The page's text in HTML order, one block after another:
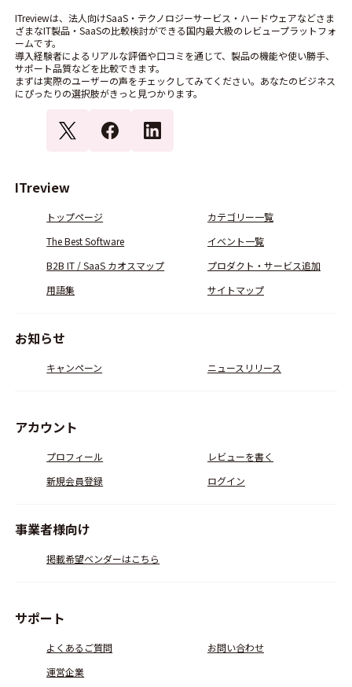
ITreviewは、法人向けSaaS・テクノロジーサービス・ハードウェアなどさま
ざまなIT製品・SaaSの比較検討ができる国内最大級のレビュープラットフォ
ームです。
導入経験者によるリアルな評価や口コミを通じて、製品の機能や使い勝手、
サポート品質などを比較できます。
まずは実際のユーザーの声をチェックしてみてください。あなたのビジネス
にぴったりの選択肢がきっと見つかります。
ITreview
トップページ
カテゴリー一覧
The Best Software
イベント一覧
B2B IT / SaaS カオスマップ
プロダクト・サービス追加
用語集
サイトマップ
お知らせ
キャンペーン ニュースリリース
アカウント
プロフィール
レビューを書く
新規会員登録
ログイン
事業者様向け
掲載希望ベンダーはこちら
サポート
よくあるご質問
お問い合わせ
運営企業